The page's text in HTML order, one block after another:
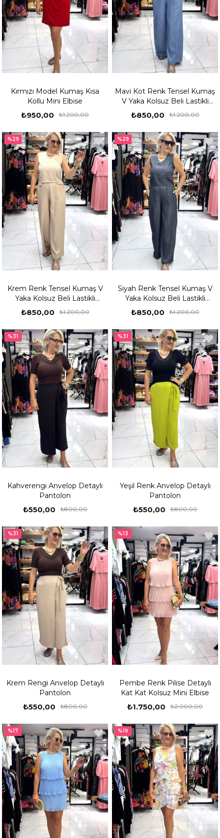
Kırmızı Model Kumaş Kısa
Kollu Mini Elbise
₺950,00 ₺1.200,00
Mavi Kot Renk Tensel Kumaş
V Yaka Kolsuz Beli Lastikli
Takım
₺850,00 ₺1.200,00
Krem Renk Tensel Kumaş V
Yaka Kolsuz Beli Lastikli
Takım
₺850,00 ₺1.200,00
%29
Siyah Renk Tensel Kumaş V
Yaka Kolsuz Beli Lastikli
Takım
₺850,00 ₺1.200,00
%29
Kahverengi Anvelop Detaylı
Pantolon
₺550,00 ₺800,00
%31
Yeşil Renk Anvelop Detaylı
Pantolon
₺550,00 ₺800,00
%31
Krem Rengi Anvelop Detaylı
Pantolon
₺550,00 ₺800,00
%31
Pembe Renk Pilise Detaylı
Kat Kat Kolsuz Mini Elbise
₺1.750,00 ₺2.000,00
%13
%17 %19